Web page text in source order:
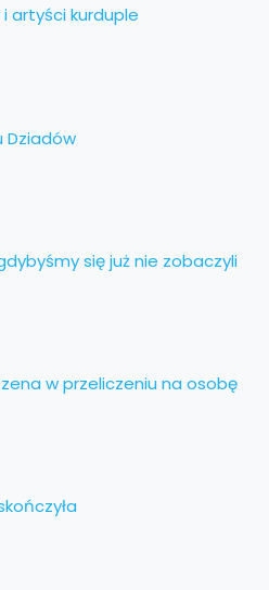
artyści kurduple
Dziadów
się już nie zobaczyli
w przeliczeniu na osobę